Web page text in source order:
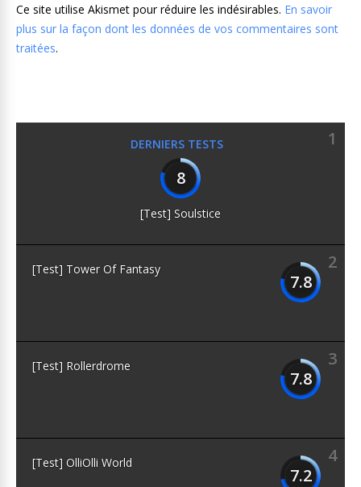
Ce site utilise Akismet pour réduire les indésirables. En savoir
plus sur la façon dont les données de vos commentaires sont
traitées.
DERNIERS TESTS
1
8
[Test] Soulstice
2
7.8
[Test] Tower Of Fantasy
3
7.8
[Test] Rollerdrome
4
7.2
[Test] OlliOlli World